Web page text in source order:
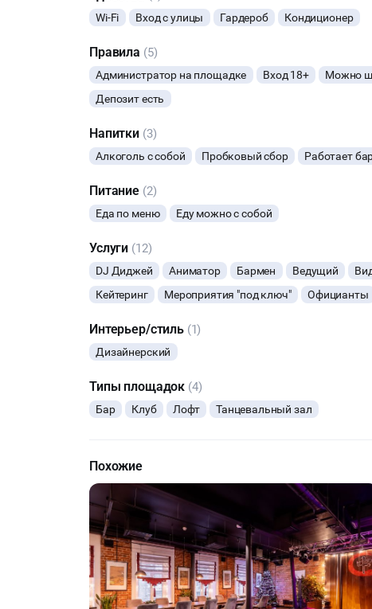
Wi-Fi Вход с улицы Гардероб Кондиционер
Правила (5)
Администратор на площадке Вход 18+ Можно
Депозит есть
Напитки (3)
Алкоголь с собой Пробковый сбор Работает
Питание (2)
Еда по меню Еду можно с собой
Услуги (12)
DJ Диджей Аниматор Бармен Ведущий
Кейтеринг
Мероприятия "под ключ" Официанты
Интерьер/стиль (1)
Дизайнерский
Типы площадок (4)
Бар Клуб Лофт Танцевальный зал
Похожие